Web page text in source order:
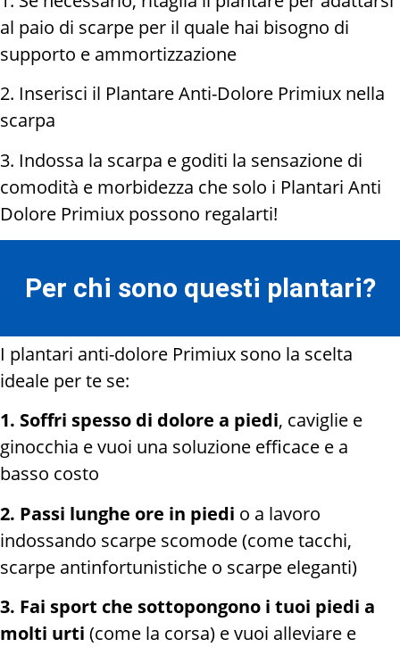
al paio di scarpe per il quale hai bisogno di
supporto e ammortizzazione
2. Inserisci il Plantare Anti-Dolore Primiux nella
scarpa
3. Indossa la scarpa e goditi la sensazione di
comodità e morbidezza che solo i Plantari Anti
Dolore Primiux possono regalarti!
Per chi sono questi plantari?
I plantari anti-dolore Primiux sono la scelta
ideale per te se:
1. Soffri spesso di dolore a piedi, caviglie e
ginocchia e vuoi una soluzione efficace e a
basso costo
2. Passi lunghe ore in piedi o a lavoro
indossando scarpe scomode (come tacchi,
scarpe antinfortunistiche o scarpe eleganti)
3. Fai sport che sottopongono i tuoi piedi a
molti urti (come la corsa) e vuoi alleviare e